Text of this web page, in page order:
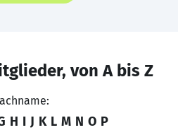
von A bis Z
H I J K L M N O P